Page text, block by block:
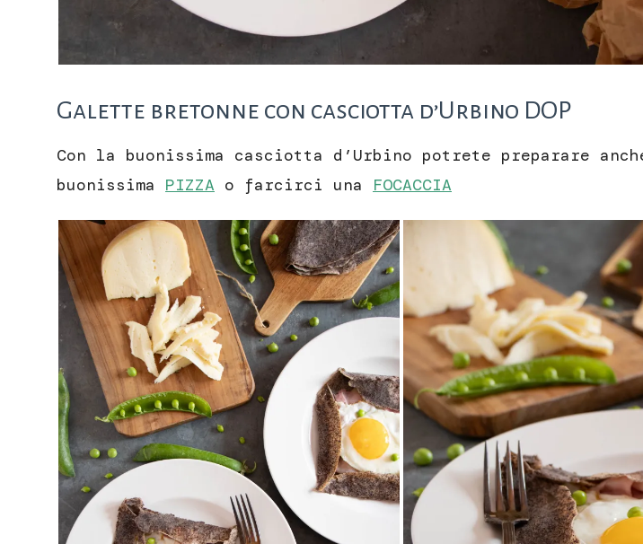
Galette bretonne con casciotta d’Urbino DOP
Con la buonissima casciotta d’Urbino potrete preparare
buonissima PIZZA o farcirci una FOCACCIA